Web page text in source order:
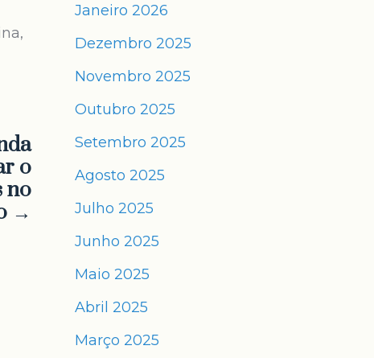
o
no
→
Janeiro 2026
Dezembro 2025
Novembro 2025
Outubro 2025
Setembro 2025
Agosto 2025
Julho 2025
Junho 2025
Maio 2025
Abril 2025
Março 2025